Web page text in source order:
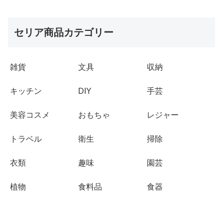
セリア商品カテゴリー
雑貨 文具 収納
キッチン DIY 手芸
美容コスメ おもちゃ レジャー
トラベル 衛生 掃除
衣類 趣味 園芸
植物 食料品 食器